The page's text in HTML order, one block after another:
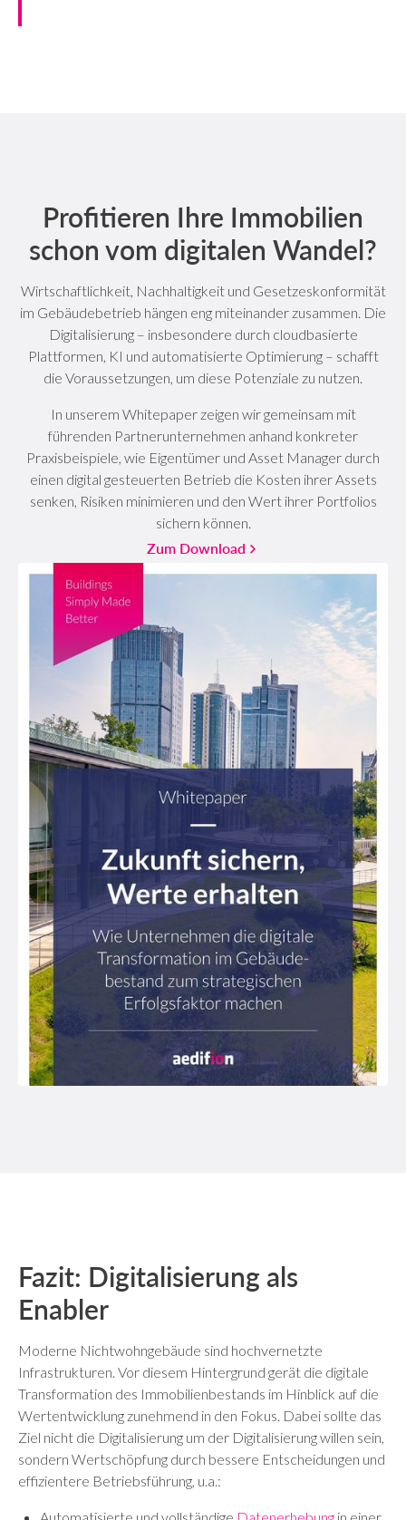
Profitieren Ihre Immobilien
schon vom digitalen Wandel?
Wirtschaftlichkeit, Nachhaltigkeit und Gesetzeskonformität
im Gebäudebetrieb hängen eng miteinander zusammen. Die
Digitalisierung – insbesondere durch cloudbasierte
Plattformen, KI und automatisierte Optimierung – schafft
die Voraussetzungen, um diese Potenziale zu nutzen.
In unserem Whitepaper zeigen wir gemeinsam mit
führenden Partnerunternehmen anhand konkreter
Praxisbeispiele, wie Eigentümer und Asset Manager durch
einen digital gesteuerten Betrieb die Kosten ihrer Assets
senken, Risiken minimieren und den Wert ihrer Portfolios
sichern können.
Zum Download
Fazit: Digitalisierung als
Enabler
Moderne Nichtwohngebäude sind hochvernetzte
Infrastrukturen. Vor diesem Hintergrund gerät die digitale
Transformation des Immobilienbestands im Hinblick auf die
Wertentwicklung zunehmend in den Fokus. Dabei sollte das
Ziel nicht die Digitalisierung um der Digitalisierung willen sein,
sondern Wertschöpfung durch bessere Entscheidungen und
effizientere Betriebsführung, u.a.: